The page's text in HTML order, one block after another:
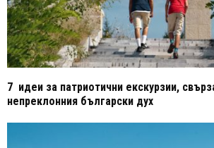
7 идеи за патриотични екскурзии,
непреклонния български дух